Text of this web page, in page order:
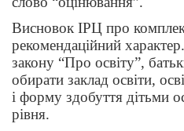
Висновок ІРЦ про
рекомендаційний
закону “Про освіту”,
обирати заклад освіти,
і форму здобуття дітьми
рівня.